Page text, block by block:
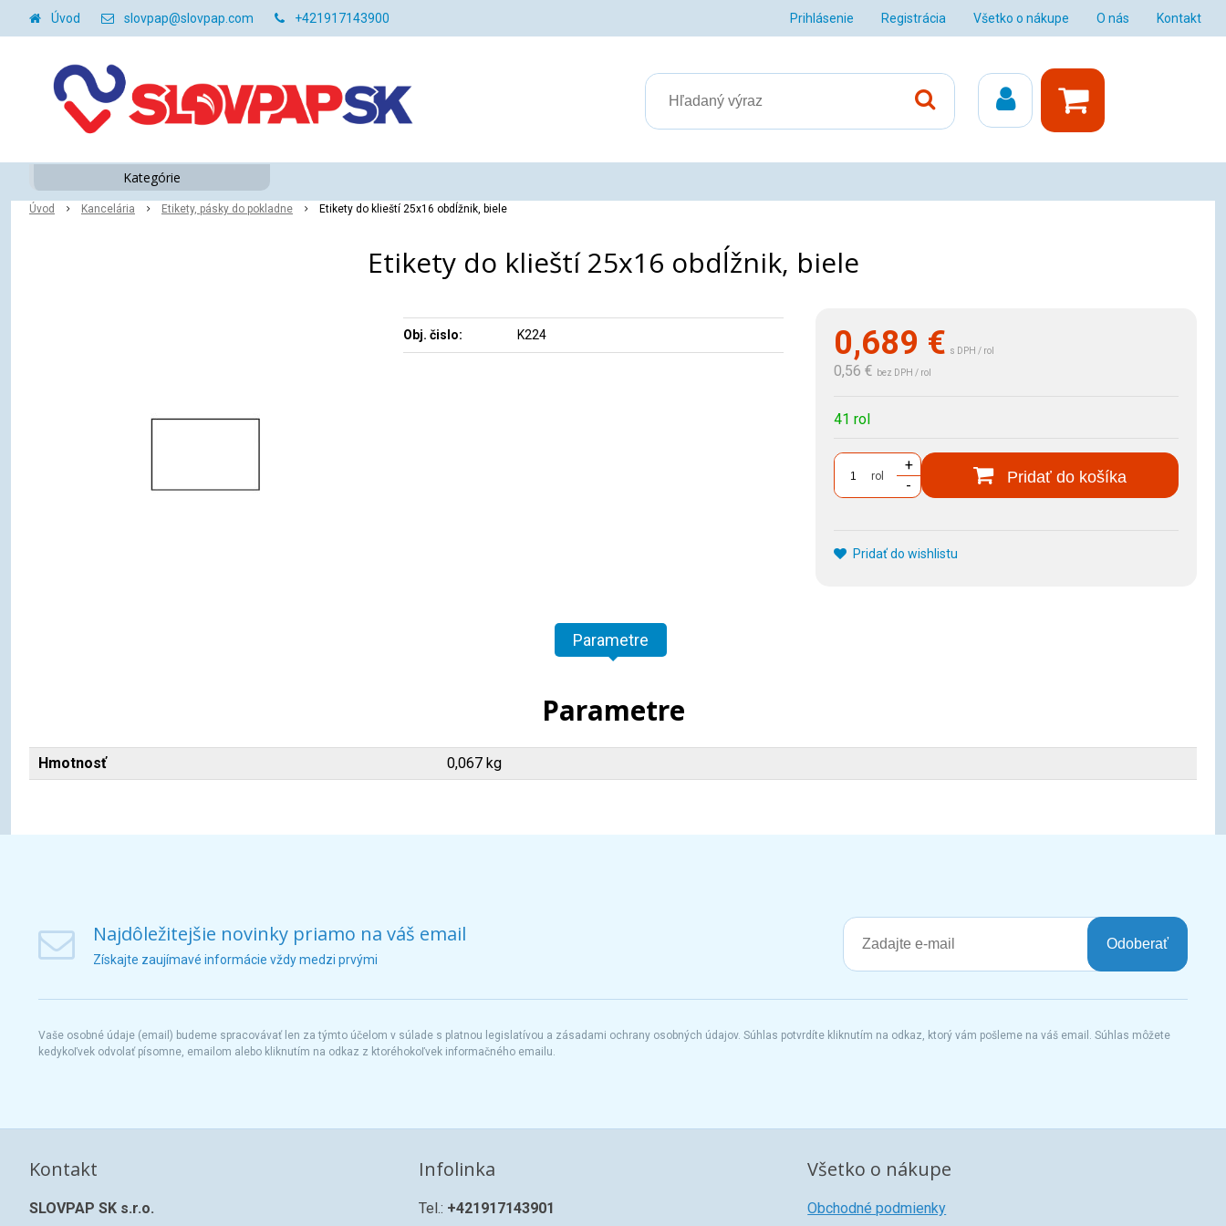
Úvod slovpap@slovpap.com +421917143900 Prihlásenie Registrácia Všetko o nákupe O nás Kontakt
Úvod Kancelária Etikety, pásky do pokladne Etikety do klieští 25x16 obdĺžnik, biele
Etikety do klieští 25x16 obdĺžnik, biele
0,689 € s DPH / rol
0,56 € bez DPH / rol
41 rol
rol
+
-
Pridať do košíka
Pridať do wishlistu
Obj. čislo: K224
Parametre
Parametre
Hmotnosť 0,067 kg
Kategórie
Najdôležitejšie novinky priamo na váš email
Získajte zaujímavé informácie vždy medzi prvými
Odoberať
Vaše osobné údaje (email) budeme spracovávať len za týmto účelom v súlade s platnou legislatívou a zásadami ochrany osobných údajov. Súhlas potvrdíte kliknutím na odkaz, ktorý vám pošleme na váš email. Súhlas môžete
kedykoľvek odvolať písomne, emailom alebo kliknutím na odkaz z ktoréhokoľvek informačného emailu.
Kontakt
SLOVPAP SK s.r.o.
Infolinka
Tel.: +421917143901
Všetko o nákupe
Obchodné podmienky